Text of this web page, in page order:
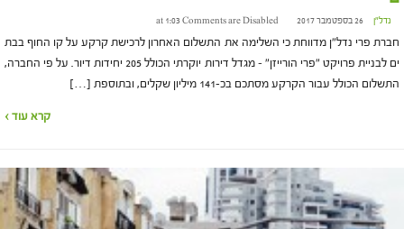
נדל"ן 26 בספטמבר 2017 at 1:03 Comments are Disabled
חברת פרי נדל״ן מדווחת כי השלימה את התשלום האחרון לרכישת קרקע על קו החוף בבת
ים לבניית פרויקט ״פרי הורייזן״ – מגדל דירות יוקרתי הכולל 205 יחידות דיור. על פי החברה,
התשלום הכולל עבור הקרקע מסתכם בכ-141 מיליון שקלים, ובתוספת […]
קרא עוד ›